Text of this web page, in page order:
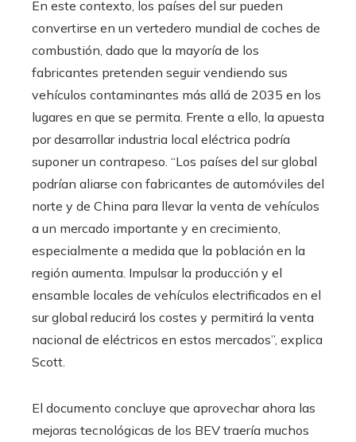
En este contexto, los países del sur pueden
convertirse en un vertedero mundial de coches de
combustión, dado que la mayoría de los
fabricantes pretenden seguir vendiendo sus
vehículos contaminantes más allá de 2035 en los
lugares en que se permita. Frente a ello, la apuesta
por desarrollar industria local eléctrica podría
suponer un contrapeso. “Los países del sur global
podrían aliarse con fabricantes de automóviles del
norte y de China para llevar la venta de vehículos
a un mercado importante y en crecimiento,
especialmente a medida que la población en la
región aumenta. Impulsar la producción y el
ensamble locales de vehículos electrificados en el
sur global reducirá los costes y permitirá la venta
nacional de eléctricos en estos mercados”, explica
Scott.
El documento concluye que aprovechar ahora las
mejoras tecnológicas de los BEV traería muchos